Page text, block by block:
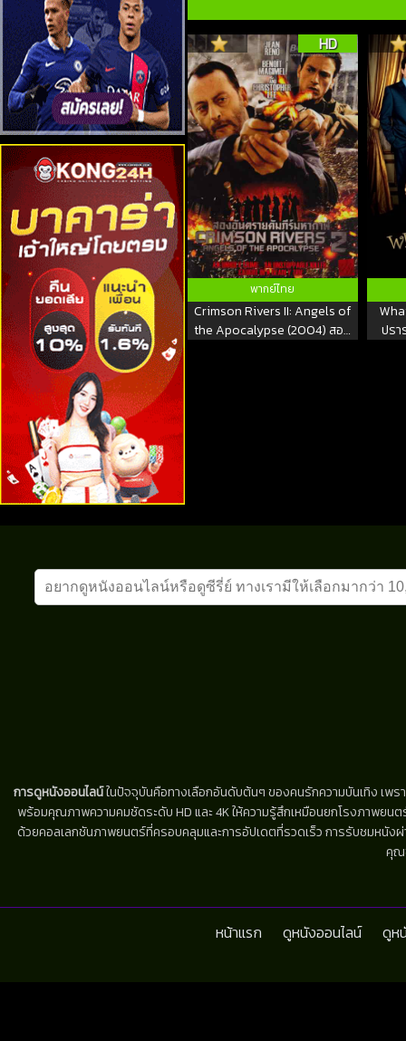
HD
พากย์ไทย
Crimson Rivers II: Angels of
the Apocalypse (2004) สอง
ปรา
การดูหนังออนไลน์ในปัจจุบันคือทางเลือกอันดับต้นๆ ของคนรักความบันเทิง เพร
พร้อมคุณภาพความคมชัดระดับ HD และ 4K ให้ความรู้สึกเหมือนยกโรงภาพยน
ด้วยคอลเลกชันภาพยนตร์ที่ครอบคลุมและการอัปเดตที่รวดเร็ว การรับชมหนัง
คุณ
หน้าแรก ดูหนังออนไลน์ ดูห